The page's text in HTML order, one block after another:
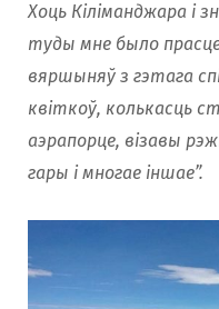
Хоць Кіліманджара і
туды мне было
вяршыняў з гэтага
квіткоў, колькасць
аэрапорце, візавы
гары і многае іншае”.